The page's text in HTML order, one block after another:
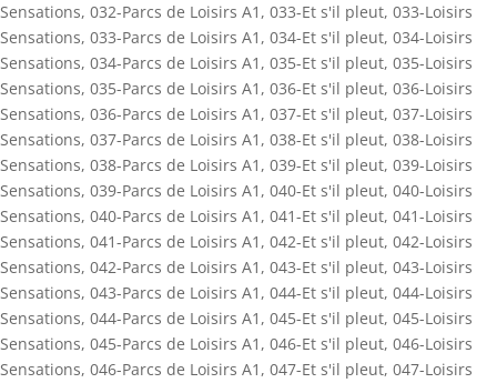
Sensations, 032-Parcs de Loisirs A1 , 033-Et s'il pleut, 033-Loisirs
Sensations, 033-Parcs de Loisirs A1 , 034-Et s'il pleut, 034-Loisirs
Sensations, 034-Parcs de Loisirs A1 , 035-Et s'il pleut, 035-Loisirs
Sensations, 035-Parcs de Loisirs A1 , 036-Et s'il pleut, 036-Loisirs
Sensations, 036-Parcs de Loisirs A1 , 037-Et s'il pleut, 037-Loisirs
Sensations, 037-Parcs de Loisirs A1 , 038-Et s'il pleut, 038-Loisirs
Sensations, 038-Parcs de Loisirs A1 , 039-Et s'il pleut, 039-Loisirs
Sensations, 039-Parcs de Loisirs A1 , 040-Et s'il pleut, 040-Loisirs
Sensations, 040-Parcs de Loisirs A1 , 041-Et s'il pleut, 041-Loisirs
Sensations, 041-Parcs de Loisirs A1 , 042-Et s'il pleut, 042-Loisirs
Sensations, 042-Parcs de Loisirs A1 , 043-Et s'il pleut, 043-Loisirs
Sensations, 043-Parcs de Loisirs A1 , 044-Et s'il pleut, 044-Loisirs
Sensations, 044-Parcs de Loisirs A1 , 045-Et s'il pleut, 045-Loisirs
Sensations, 045-Parcs de Loisirs A1 , 046-Et s'il pleut, 046-Loisirs
Sensations, 046-Parcs de Loisirs A1 , 047-Et s'il pleut, 047-Loisirs